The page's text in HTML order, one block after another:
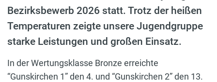
Bezirksbewerb 2026 statt. Trotz der heißen
Temperaturen zeigte unsere Jugendgruppe
starke Leistungen und großen Einsatz.
In der Wertungsklasse Bronze erreichte
“Gunskirchen 1” den 4. und “Gunskirchen 2” den 13.